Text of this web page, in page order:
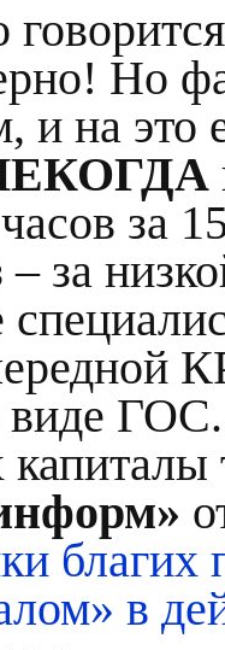
Но
и на
за
– за
виде
в